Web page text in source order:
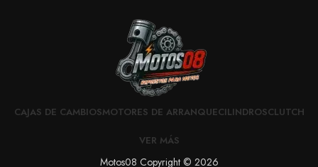
CAJAS DE CAMBIOSMOTORES DE ARRANQUECILINDROSCLUTCH
VER MÁS
Motos08 Copyright © 2026